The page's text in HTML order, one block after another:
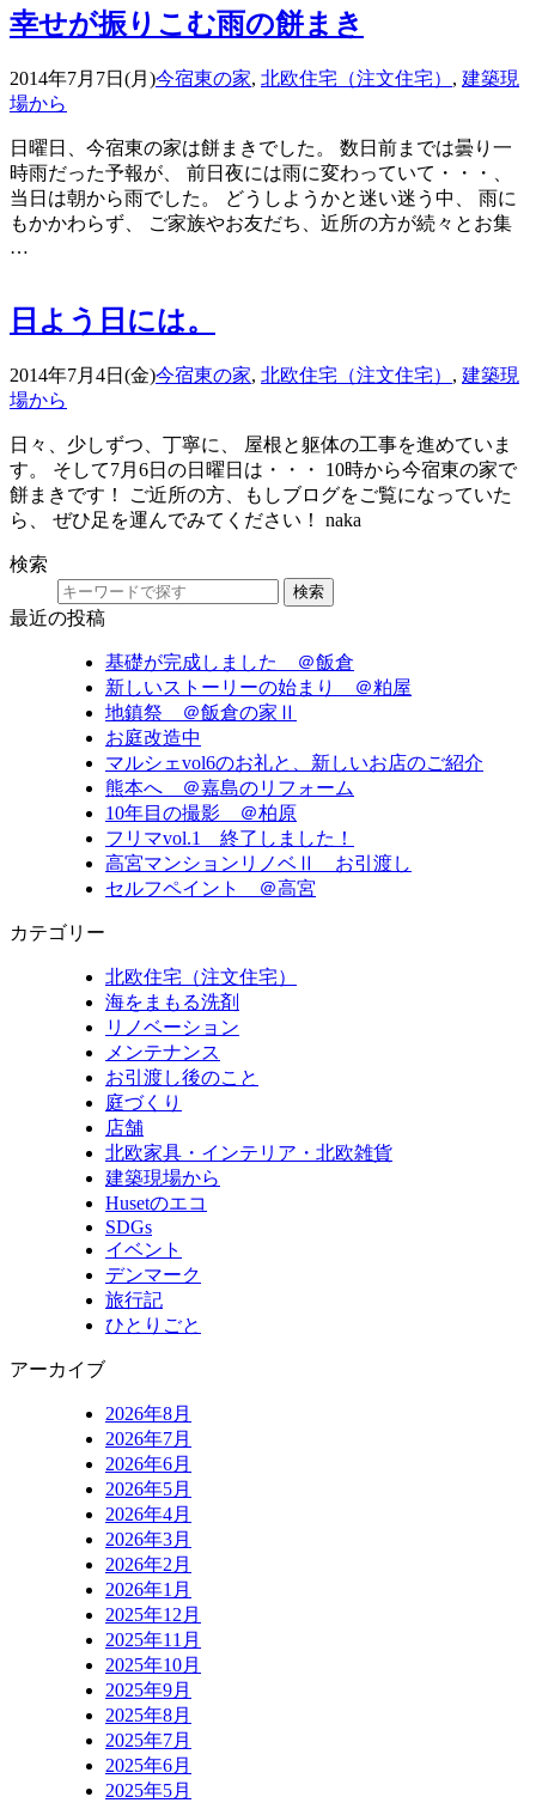
幸せが振りこむ雨の餅まき
2014年7月7日(月)今宿東の家, 北欧住宅（注文住宅） , 建築現
場から
日曜日、今宿東の家は餅まきでした。 数日前までは曇り一
時雨だった予報が、 前日夜には雨に変わっていて・・・、
当日は朝から雨でした。 どうしようかと迷い迷う中、 雨に
もかかわらず、 ご家族やお友だち、近所の方が続々とお集
…
日よう日には。
2014年7月4日(金)今宿東の家, 北欧住宅（注文住宅） , 建築現
場から
日々、少しずつ、丁寧に、 屋根と躯体の工事を進めていま
す。 そして7月6日の日曜日は・・・ 10時から今宿東の家で
餅まきです！ ご近所の方、もしブログをご覧になっていた
ら、 ぜひ足を運んでみてください！ naka
検索
検索
最近の投稿
基礎が完成しました ＠飯倉
新しいストーリーの始まり ＠粕屋
地鎮祭 ＠飯倉の家Ⅱ
お庭改造中
マルシェvol6のお礼と、新しいお店のご紹介
熊本へ ＠嘉島のリフォーム
10年目の撮影 ＠柏原
フリマvol.1 終了しました！
高宮マンションリノベⅡ お引渡し
セルフペイント ＠高宮
カテゴリー
北欧住宅（注文住宅）
海をまもる洗剤
リノベーション
メンテナンス
お引渡し後のこと
庭づくり
店舗
北欧家具・インテリア・北欧雑貨
建築現場から
Husetのエコ
SDGs
イベント
デンマーク
旅行記
ひとりごと
アーカイブ
2026年8月
2026年7月
2026年6月
2026年5月
2026年4月
2026年3月
2026年2月
2026年1月
2025年12月
2025年11月
2025年10月
2025年9月
2025年8月
2025年7月
2025年6月
2025年5月